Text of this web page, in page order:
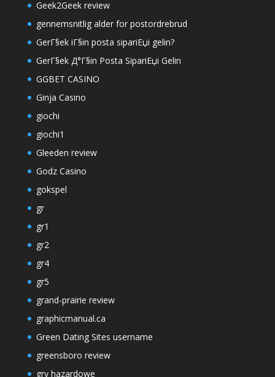
Geek2Geek review
gennemsnitlig alder for postordrebrud
GerГ§ek iГ§in posta sipariЕџi gelin?
GerГ§ek Д°Г§in Posta SipariЕџi Gelin
GGBET CASINO
Ginja Casino
giochi
giochi1
Gleeden review
Godz Casino
gokspel
gr
gr1
gr2
gr4
gr5
grand-prairie review
graphicmanual.ca
Green Dating Sites username
greensboro review
gry hazardowe